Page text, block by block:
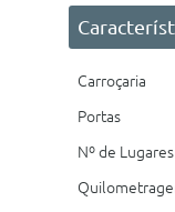
Carroçaria
Portas
Nº de Lugares